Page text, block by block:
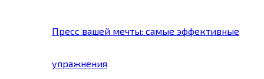
Пресс вашей мечты: самые эффективные
упражнения